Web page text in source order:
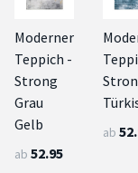
Moderner
Teppich -
Strong
Grau
Gelb
ab 52.95
ab